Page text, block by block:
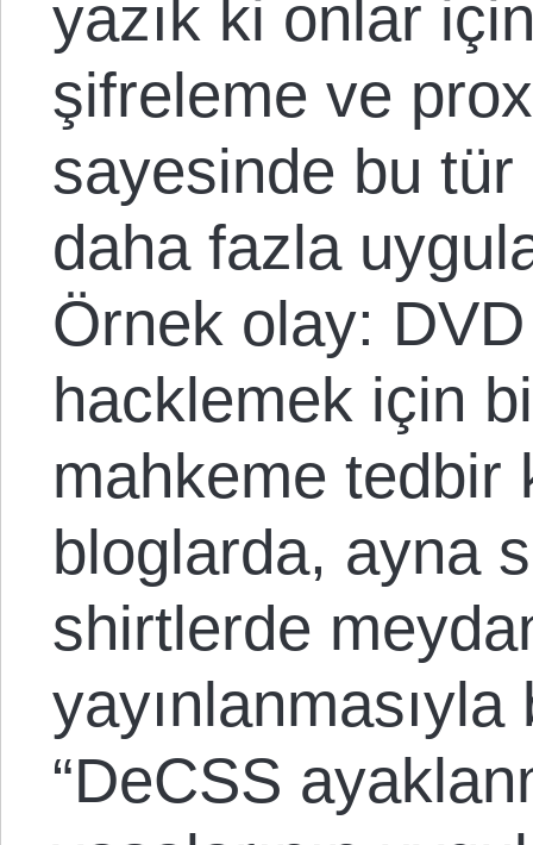
yazık ki onlar
şifreleme ve
sayesinde bu
daha fazla
Örnek olay:
hacklemek için
mahkeme tedbir
bloglarda, ayna
shirtlerde
“DeCSS